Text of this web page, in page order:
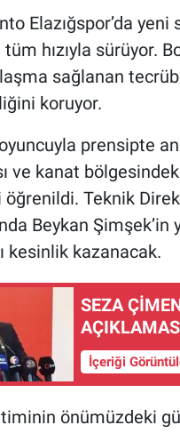
Elazığspor’da
tüm hızıyla sürüyor.
sağlanan
koruyor.
prensipte
ve kanat
Teknik
Beykan Şimşek’in
kesinlik kazanacak.
SEZA
İçeriği
önümüzdeki